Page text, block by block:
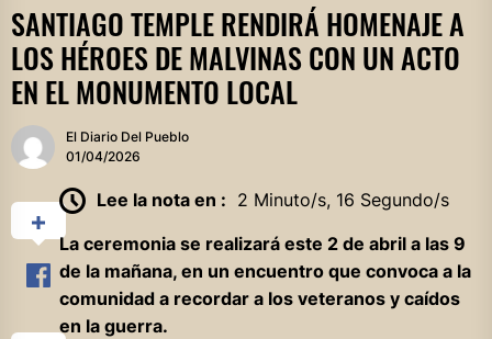
SANTIAGO TEMPLE RENDIRÁ HOMENAJE A
LOS HÉROES DE MALVINAS CON UN ACTO
EN EL MONUMENTO LOCAL
El Diario Del Pueblo
01/04/2026
Lee la nota en : 2 Minuto/s, 16 Segundo/s
La ceremonia se realizará este 2 de abril a las 9
de la mañana, en un encuentro que convoca a la
comunidad a recordar a los veteranos y caídos
en la guerra.